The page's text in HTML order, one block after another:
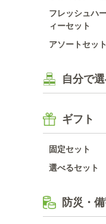
フレッシュハ
ィーセット
アソートセット
自分で
ギフト
固定セット
選べるセット
防災・